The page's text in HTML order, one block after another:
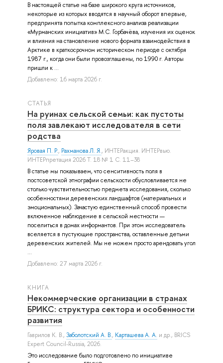
В настоящей статье на базе широкого круга источников,
некоторые из которых вводятся в научный оборот впервые,
предпринята попытка комплексного анализа реализации
«Мурманских инициатив» М.C. Горбачёва, изучения их оценок
и влияния на становление нового формата взаимодействия в
Арктике в краткосрочном историческом периоде с октября
1987 г., когда они были провозглашены, по 1990 г. Авторы
пришли к ...
Добавлено: 16 марта 2026 г.
СТАТЬЯ
На руинах сельской семьи: как пустоты
поля завлекают исследователя в сети
родства
Яровая П. Р., Рахманова Л. Я., ИНТЕРакция. ИНТЕРвью.
ИНТЕРпретация 2026 Т. 18 № 1 С. 11–38
В статье мы показываем, что сенситивность поля в
постсоветской этнографии сельскости обусловливается не
столько чувствительностью предмета исследования, сколько
особенностями деревенских ландшафтов (материальных и
эмоциональных). Зачастую единственный способ провести
включенное наблюдение в сельской местности —
поселиться в домах информантов. При этом исследователь
вселяется в пустующие пространства, оставленные детьми
деревенских жителей. Мы не можем просто арендовать угол
...
Добавлено: 27 марта 2026 г.
КНИГА
Некоммерческие организации в странах
БРИКС: структура сектора и особенности
развития
Гаврилов К. В., Заболотский А. В., Карташева А. А. и др., BRICS
Expert Council-Russia, 2026.
Это исследование было подготовлено по инициативе